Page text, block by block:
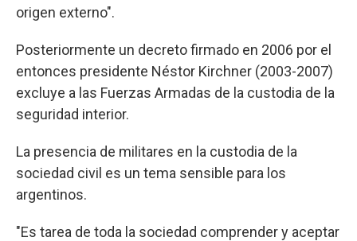
origen externo".
Posteriormente un decreto firmado en 2006 por el
entonces presidente Néstor Kirchner (2003-2007)
excluye a las Fuerzas Armadas de la custodia de la
seguridad interior.
La presencia de militares en la custodia de la
sociedad civil es un tema sensible para los
argentinos.
"Es tarea de toda la sociedad comprender y aceptar